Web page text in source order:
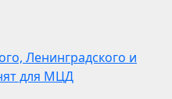
Ленинградского и
для МЦД